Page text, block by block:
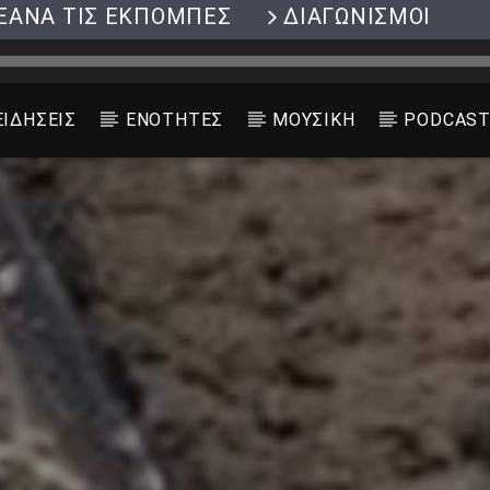
ΤΙΣ ΕΚΠΟΜΠΕΣ ΔΙΑΓΩΝΙΣΜΟΙ
ΕΝΟΤΗΤΕΣ ΜΟΥΣΙΚΗ